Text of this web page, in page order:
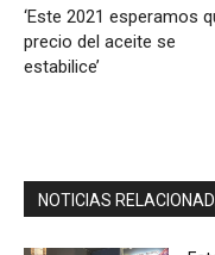
‘Este 2021 esperamos
precio del aceite se
estabilice’
NOTICIAS